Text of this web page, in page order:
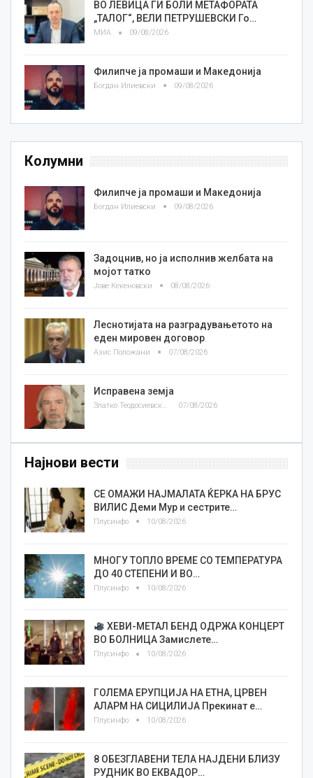
ВО ЛЕВИЦА ГИ БОЛИ МЕТАФОРАТА
„ТАЛОГ“, ВЕЛИ ПЕТРУШЕВСКИ Го…
МИА 09/08/2026
Филипче ја промаши и Македонија
Богдан Илиевски 09/08/2026
Колумни
Филипче ја промаши и Македонија
Богдан Илиевски 09/08/2026
Задоцнив, но ја исполнив желбата на
мојот татко
Јове Кекеновски 08/08/2026
Леснотијата на разградувањетото на
еден мировен договор
Азис Положани 07/08/2026
Исправена земја
07/08/2026
Најнови вести
СЕ ОМАЖИ НАЈМАЛАТА ЌЕРКА НА БРУС
ВИЛИС Деми Мур и сестрите…
Плусинфо 10/08/2026
МНОГУ ТОПЛО ВРЕМЕ СО ТЕМПЕРАТУРА
ДО 40 СТЕПЕНИ И ВО…
Плусинфо 10/08/2026
ХЕВИ-МЕТАЛ БЕНД ОДРЖА КОНЦЕРТ
ВО БОЛНИЦА Замислете…
Плусинфо 10/08/2026
ГОЛЕМА ЕРУПЦИЈА НА ЕТНА, ЦРВЕН
АЛАРМ НА СИЦИЛИЈА Прекинат е…
Плусинфо 10/08/2026
8 ОБЕЗГЛАВЕНИ ТЕЛА НАЈДЕНИ БЛИЗУ
РУДНИК ВО ЕКВАДОР…